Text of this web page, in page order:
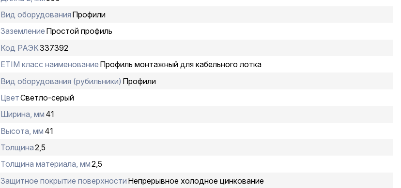
Вид оборудования Профили
Заземление Простой профиль
Код РАЭК337392
ETIM класс наименование Профиль монтажный для кабельного лотка
Вид оборудования (рубильники) Профили
ЦветСветло-серый
Ширина, мм 41
Высота, мм 41
Толщина2,5
Толщина материала, мм2,5
Защитное покрытие поверхности Непрерывное холодное цинкование